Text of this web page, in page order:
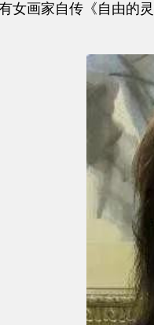
女画家自传《自由的